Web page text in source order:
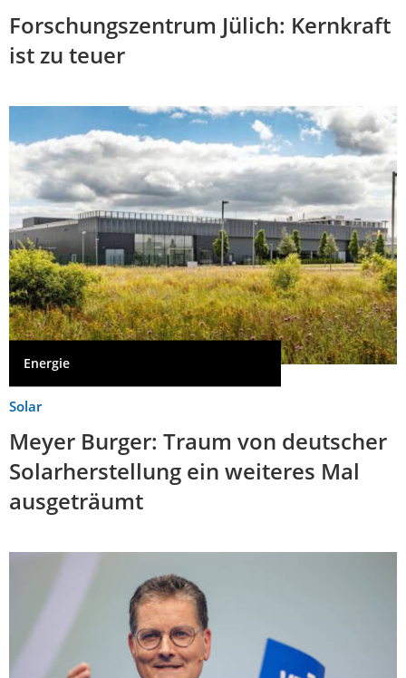
Forschungszentrum Jülich: Kernkraft
ist zu teuer
Energie
Solar
Meyer Burger: Traum von deutscher
Solarherstellung ein weiteres Mal
ausgeträumt